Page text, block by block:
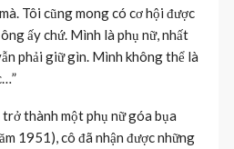
Tôi cũng mong có cơ hội được
ấy chứ. Mình là phụ nữ, nhất
phải giữ gìn. Mình không thể là
thành một phụ nữ góa bụa
1951), cô đã nhận được những